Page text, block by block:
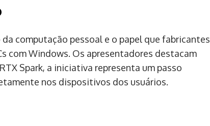
computação pessoal e o papel que fabricantes
com Windows. Os apresentadores destacam
Spark, a iniciativa representa um passo
nos dispositivos dos usuários.